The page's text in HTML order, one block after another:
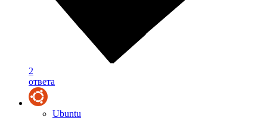
2
ответа
Ubuntu